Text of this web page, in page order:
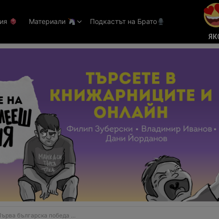
Материали Подкастът на Брато
българска победа във Формула 3!